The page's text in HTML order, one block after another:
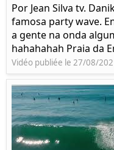
Por Jean Silva tv.
famosa party wave.
a gente na onda
hahahahah Praia da
Vidéo publiée le 27/08/